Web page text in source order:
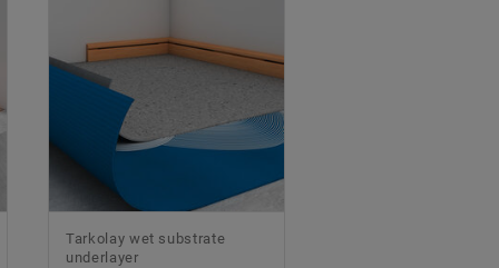
Tarkolay wet substrate
underlayer